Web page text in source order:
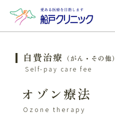
自費治療 （がん・その他）
Self-pay care fee
オゾン療法
Ozone therapy